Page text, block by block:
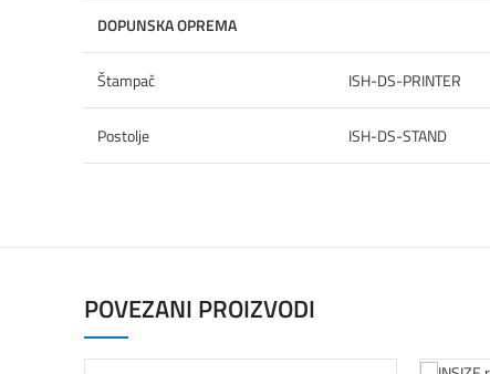
DOPUNSKA OPREMA
Štampač ISH-DS-PRINTER
Postolje ISH-DS-STAND
POVEZANI PROIZVODI